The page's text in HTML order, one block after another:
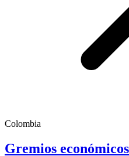
Colombia
Gremios